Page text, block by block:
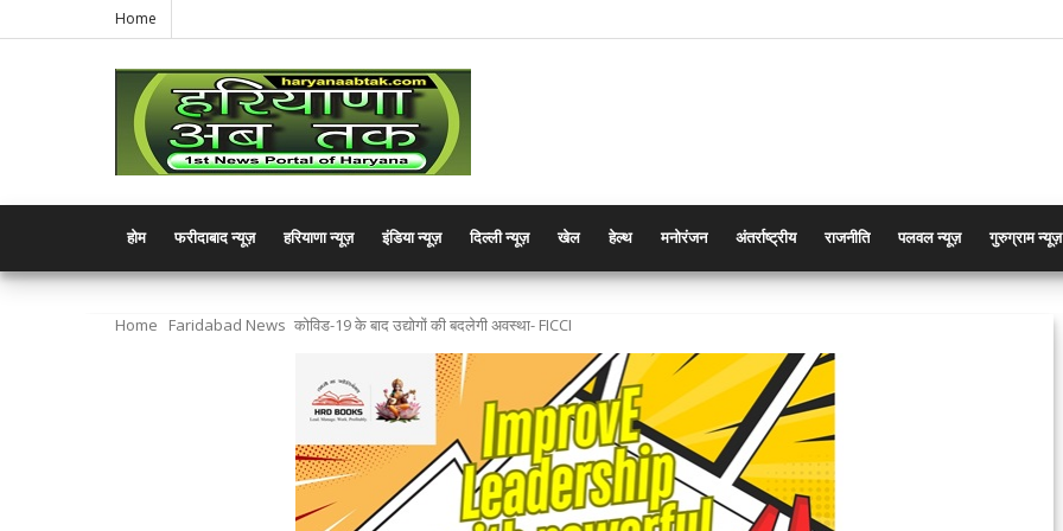
Home
होम फरीदाबाद न्यूज़ हरियाणा न्यूज़ इंडिया न्यूज़ दिल्ली न्यूज़ खेल हेल्थ मनोरंजन अंतर्राष्ट्रीय राजनीति पलवल न्यूज़ गुरुग्राम न्यूज़
Home Faridabad News कोविड-19 के बाद उद्योगों की बदलेगी अवस्‍था- FICCI